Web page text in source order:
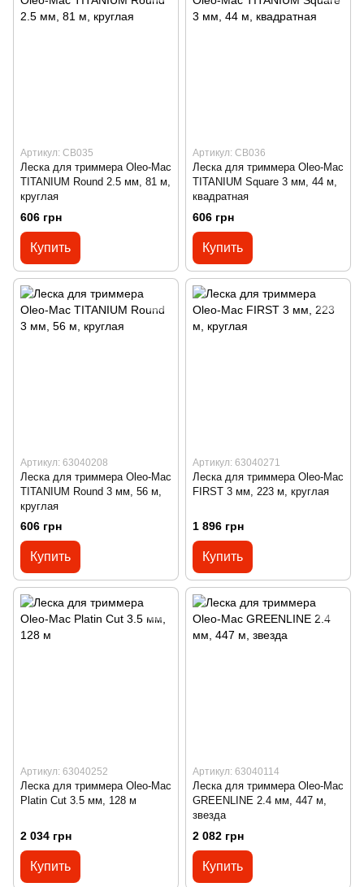
Артикул: CB035
Леска для триммера Oleo-Mac
TITANIUM Round 2.5 мм, 81 м,
круглая
606 грн
Купить
Артикул: CB036
Леска для триммера Oleo-Mac
TITANIUM Square 3 мм, 44 м,
квадратная
606 грн
Купить
Артикул: 63040208
Леска для триммера Oleo-Mac
TITANIUM Round 3 мм, 56 м,
круглая
606 грн
Купить
Артикул: 63040271
Леска для триммера Oleo-Mac
FIRST 3 мм, 223 м, круглая
1 896 грн
Купить
Артикул: 63040252
Леска для триммера Oleo-Mac
Platin Cut 3.5 мм, 128 м
2 034 грн
Купить
Артикул: 63040114
Леска для триммера Oleo-Mac
GREENLINE 2.4 мм, 447 м,
звезда
2 082 грн
Купить